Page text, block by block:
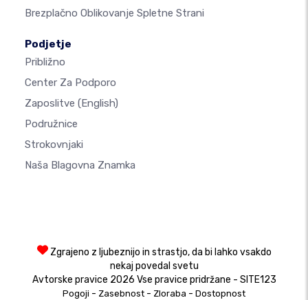
Brezplačno Oblikovanje Spletne Strani
Podjetje
Približno
Center Za Podporo
Zaposlitve (English)
Podružnice
Strokovnjaki
Naša Blagovna Znamka
Zgrajeno z ljubeznijo in strastjo, da bi lahko vsakdo
nekaj povedal svetu
Avtorske pravice 2026 Vse pravice pridržane - SITE123
Pogoji - Zasebnost - Zloraba - Dostopnost